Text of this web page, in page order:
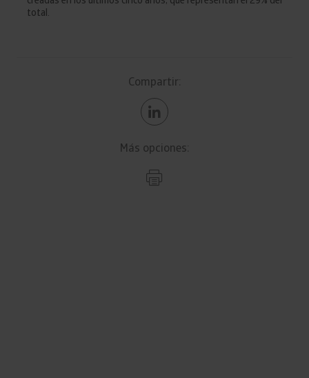
total.
Compartir:
Más opciones: